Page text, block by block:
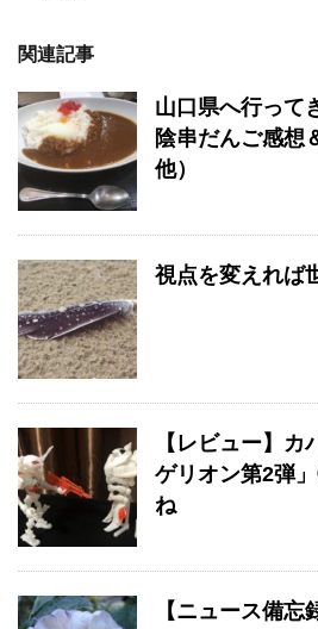
関連記事
山口県へ行って
陰串だんご感想
他）
視点を変えれば
【レビュー】
ゲリオン第2弾
ね
【ニュース備